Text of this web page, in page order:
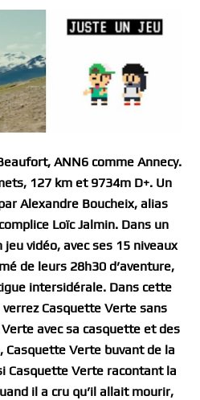
ANN6 comme Annecy.
127 km et 9734m D+. Un
Alexandre Boucheix, alias
Loïc Jalmin. Dans un
vidéo, avec ses 15 niveaux
de leurs 28h30 d’aventure,
intersidérale. Dans cette
Casquette Verte sans
avec sa casquette et des
Verte buvant de la
Casquette Verte racontant la
il a cru qu’il allait mourir,